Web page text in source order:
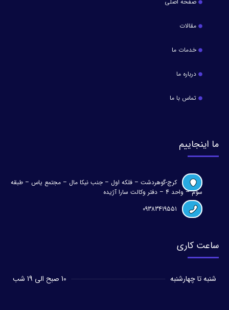
مقالات
خدمات ما
درباره ما
تماس با ما
ما اینجاییم
کرج-گوهردشت – فلکه اول – جنب نیکا مال – مجتمع یاس – طبقه
سوم – واحد 4 – دفتر وکالت سارا آژیده
09383419551
ساعت کاری
شنبه تا چهارشنبه 10 صبح الی 19 شب